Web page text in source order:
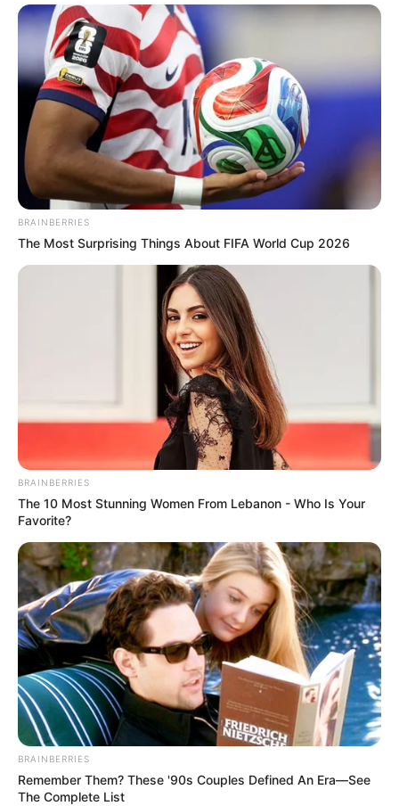
BRAINBERRIES
The Most Surprising Things About FIFA World Cup 2026
BRAINBERRIES
The 10 Most Stunning Women From Lebanon - Who Is Your
Favorite?
BRAINBERRIES
Remember Them? These '90s Couples Defined An Era—See
The Complete List